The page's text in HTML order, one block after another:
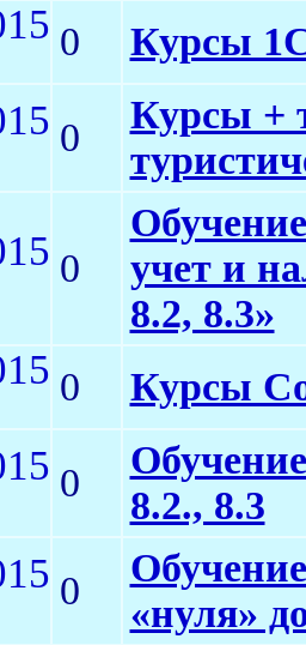
0 Курсы
0
Курсы +
0
учет и
8.2, 8.3»
0 Курсы
0
8.2., 8.3
0
«нуля»